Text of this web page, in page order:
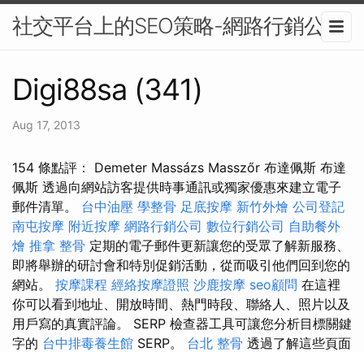
社交平台上的SEO策略-網路行銷公司
Digi88sa (341)
Aug 17, 2013
154 條點評： Demeter Massázs Masszőr 布達佩斯 布達
佩斯 透過向網站訪客提供時事通訊或獨家優惠來建立電子
郵件清單。 台中油壓 學整骨 足底按摩 新竹外燴 公司登記
南屯按摩 附近按摩 網路行銷公司 數位行銷公司 自助餐外
燴 推拿 整骨 定期的電子郵件更新讓您的受眾了解新服務、
即將舉辦的研討會和特別促銷活動，從而吸引他們回到您的
網站。 按摩課程 經絡按摩證照 沙鹿按摩 seo顧問 在這裡
你可以看到地址、開放時間、熱門時段、聯絡人、照片以及
用戶寫的真實評論。 SERP 檢查器工具可讓您分析目標關鍵
字的 台中排毒養生館 SERP。 台北 整骨 透過了解這些頁面